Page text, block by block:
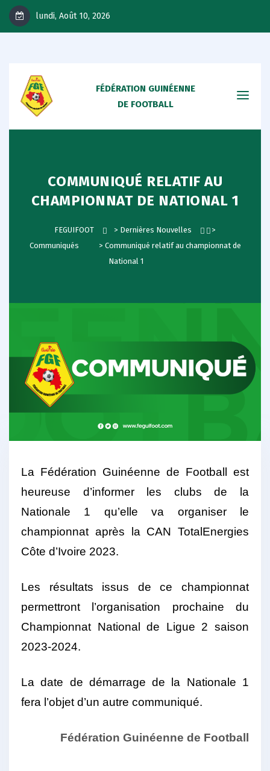
lundi, Août 10, 2026
FÉDÉRATION GUINÉENNE
DE FOOTBALL
COMMUNIQUÉ RELATIF AU
CHAMPIONNAT DE NATIONAL 1
FEGUIFOOT > Dernières Nouvelles
>
Communiqués
> Communiqué relatif au championnat de
National 1
La Fédération Guinéenne de Football est
heureuse d’informer les clubs de la
Nationale 1 qu’elle va organiser le
championnat après la CAN TotalEnergies
Côte d’Ivoire 2023.
Les résultats issus de ce championnat
permettront l’organisation prochaine du
Championnat National de Ligue 2 saison
2023-2024.
La date de démarrage de la Nationale 1
fera l’objet d’un autre communiqué.
Fédération Guinéenne de Football